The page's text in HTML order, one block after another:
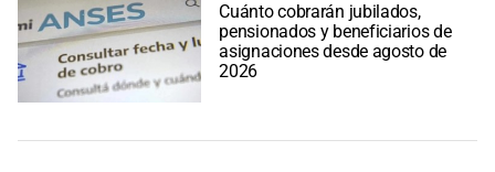
Cuánto cobrarán jubilados,
pensionados y beneficiarios de
asignaciones desde agosto de
2026